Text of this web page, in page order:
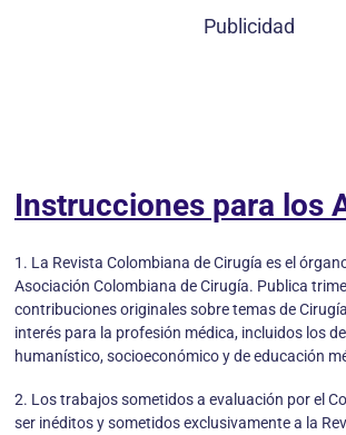
Publicidad
Instrucciones para los
1. La Revista Colombiana de Cirugía es el
Asociación Colombiana de Cirugía. Publica
contribuciones originales sobre temas de
interés para la profesión médica, incluidos los
humanístico, socioeconómico y de educación
2. Los trabajos sometidos a evaluación por el
ser inéditos y sometidos exclusivamente a la